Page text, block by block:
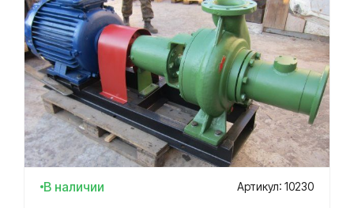
В наличии Артикул: 10230